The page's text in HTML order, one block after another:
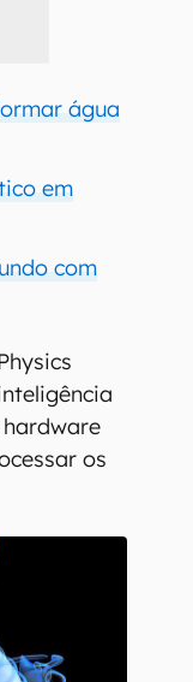
água
em
com
os